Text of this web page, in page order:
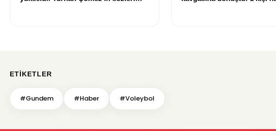
ETIKETLER
#Gundem #Haber #Voleybol